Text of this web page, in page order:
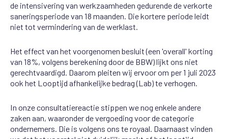
de intensivering van werkzaamheden gedurende de verkorte
saneringsperiode van 18 maanden. Die kortere periode leidt
niet tot vermindering van de werklast.
Het effect van het voorgenomen besluit (een 'overall' korting
van 18%, volgens berekening door de BBW) lijkt ons niet
gerechtvaardigd. Daarom pleiten wij ervoor om per 1 juli 2023
ook het Looptijd afhankelijke bedrag (Lab) te verhogen.
In onze consultatiereactie stippen we nog enkele andere
zaken aan, waaronder de vergoeding voor de categorie
ondernemers. Die is volgens ons te royaal. Daarnaast vinden